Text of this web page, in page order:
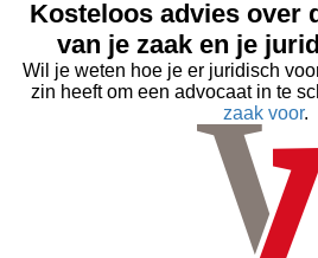
Kosteloos advies over
van je zaak en je
Wil je weten hoe je er juridisch
zin heeft om een advocaat in te
zaak voor.